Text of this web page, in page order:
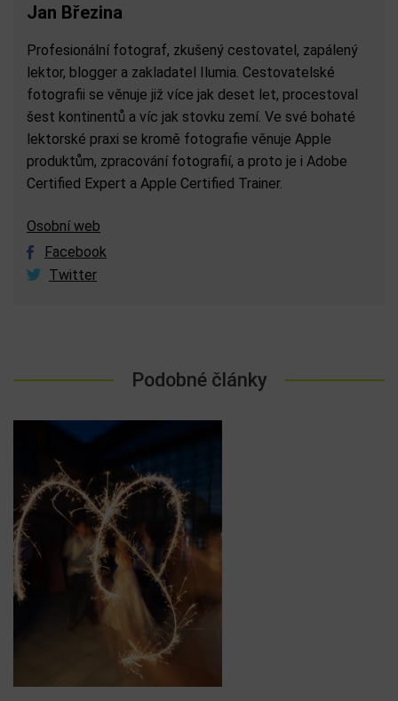
Jan Březina
Profesionální fotograf, zkušený cestovatel, zapálený
lektor, blogger a zakladatel Ilumia. Cestovatelské
fotografii se věnuje již více jak deset let, procestoval
šest kontinentů a víc jak stovku zemí. Ve své bohaté
lektorské praxi se kromě fotografie věnuje Apple
produktům, zpracování fotografií, a proto je i Adobe
Certified Expert a Apple Certified Trainer.
Osobní web
Facebook
Twitter
Podobné články